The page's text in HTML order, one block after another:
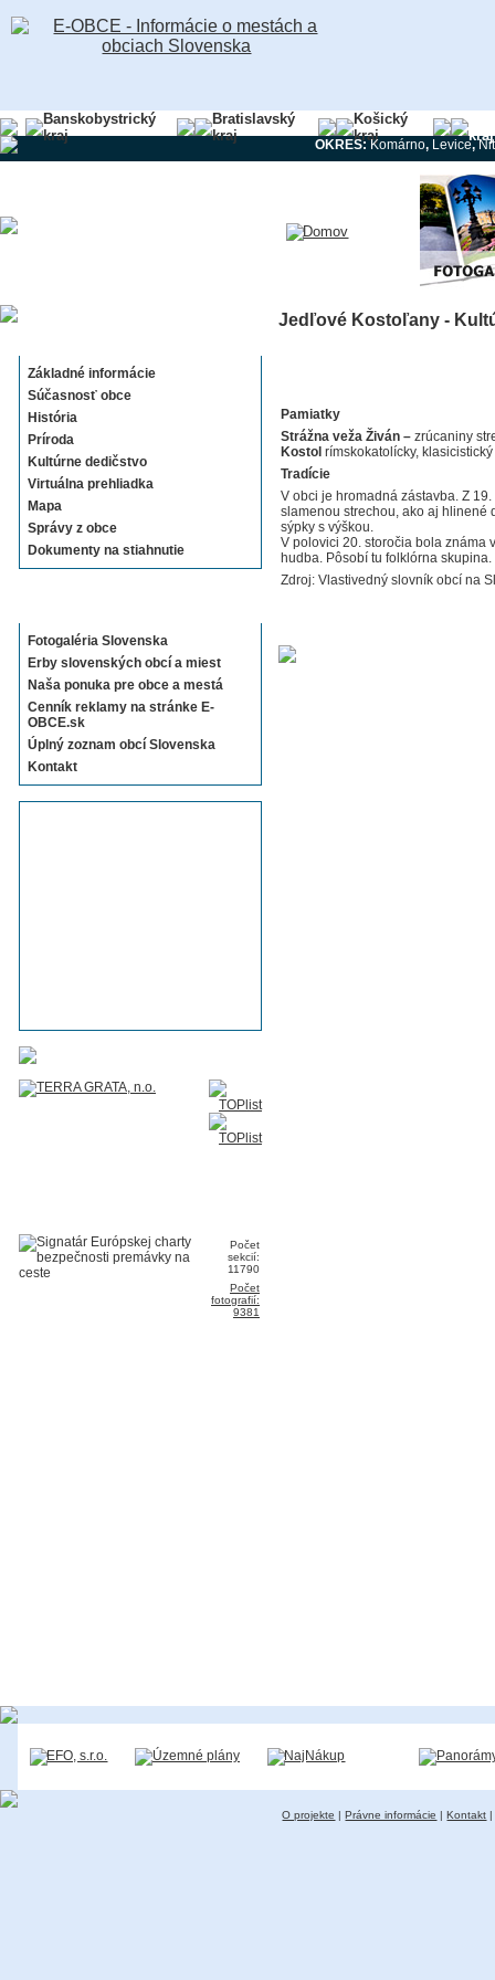
Banskobystrický
kraj
Bratislavský
kraj
Košický
kraj
kraj
OKRES:Komárno, Levice,
Základné informácie
Súčasnosť obce
História
Príroda
Kultúrne dedičstvo
Virtuálna prehliadka
Mapa
Správy z obce
Dokumenty na stiahnutie
Fotogaléria Slovenska
Erby slovenských obcí a miest
Naša ponuka pre obce a mestá
Cenník reklamy na stránke E-
OBCE.sk
Úplný zoznam obcí Slovenska
Kontakt
Počet
sekcií:
11790
Počet
fotografií:
9381
Jedľové Kostoľany -
Pamiatky
Strážna veža Živán – zrúcaniny
Kostol rímskokatolícky, klasicistický
Tradície
V obci je hromadná zástavba. Z
slamenou strechou, ako aj hlinené
sýpky s výškou.
V polovici 20. storočia bola známa
hudba. Pôsobí tu folklórna skupina.
Zdroj: Vlastivedný slovník obcí na
O projekte |Právne informácie |Kontakt